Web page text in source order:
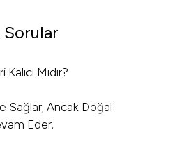
Sorular
Mıdır?
Sağlar; Ancak Doğal
Eder.